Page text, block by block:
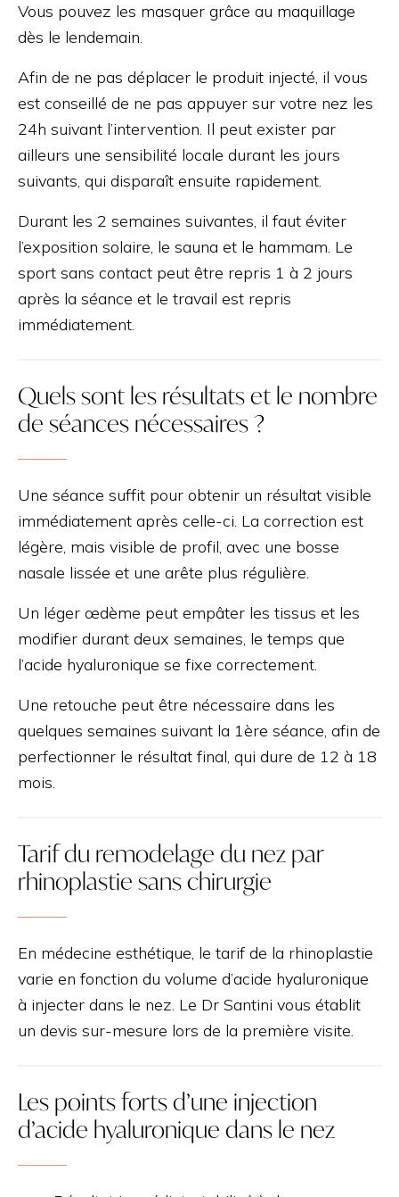
Vous pouvez les masquer grâce au maquillage
dès le lendemain.
Afin de ne pas déplacer le produit injecté, il vous
est conseillé de ne pas appuyer sur votre nez les
24h suivant l’intervention. Il peut exister par
ailleurs une sensibilité locale durant les jours
suivants, qui disparaît ensuite rapidement.
Durant les 2 semaines suivantes, il faut éviter
l’exposition solaire, le sauna et le hammam. Le
sport sans contact peut être repris 1 à 2 jours
après la séance et le travail est repris
immédiatement.
Quels sont les résultats et le nombre
de séances nécessaires ?
Une séance suffit pour obtenir un résultat visible
immédiatement après celle-ci. La correction est
légère, mais visible de profil, avec une bosse
nasale lissée et une arête plus régulière.
Un léger œdème peut empâter les tissus et les
modifier durant deux semaines, le temps que
l’acide hyaluronique se fixe correctement.
Une retouche peut être nécessaire dans les
quelques semaines suivant la 1ère séance, afin de
perfectionner le résultat final, qui dure de 12 à 18
mois.
Tarif du remodelage du nez par
rhinoplastie sans chirurgie
En médecine esthétique, le tarif de la rhinoplastie
varie en fonction du volume d’acide hyaluronique
à injecter dans le nez. Le Dr Santini vous établit
un devis sur-mesure lors de la première visite.
Les points forts d’une injection
d’acide hyaluronique dans le nez